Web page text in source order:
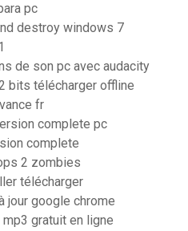
pc
destroy windows 7
de son pc avec audacity
bits télécharger offline
fr
complete pc
complete
2 zombies
télécharger
jour google chrome
gratuit en ligne